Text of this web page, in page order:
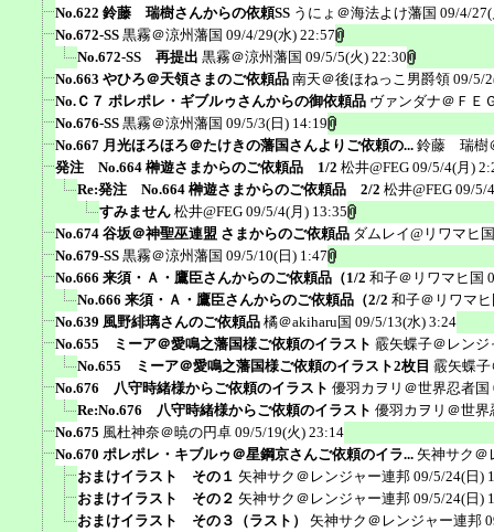
No.622 鈴藤 瑞樹さんからの依頼SS うにょ＠海法よけ藩国 09/4/
No.672-SS 黒霧＠涼州藩国 09/4/29(水) 22:57
No.672-SS 再提出 黒霧＠涼州藩国 09/5/5(火) 22:30
No.663 やひろ＠天領さまのご依頼品 南天＠後ほねっこ男爵領 09/5/
No.Ｃ７ ポレポレ・ギブルゥさんからの御依頼品 ヴァンダナ＠ＦＥ
No.676-SS 黒霧＠涼州藩国 09/5/3(日) 14:19
No.667 月光ほろほろ＠たけきの藩国さんよりご依頼の... 鈴藤 瑞樹
発注 No.664 榊遊さまからのご依頼品 1/2 松井@FEG 09/5/4(月)
Re:発注 No.664 榊遊さまからのご依頼品 2/2 松井@FEG 09/5/
すみません 松井@FEG 09/5/4(月) 13:35
No.674 谷坂＠神聖巫連盟 さまからのご依頼品 ダムレイ@リワマヒ国
No.679-SS 黒霧＠涼州藩国 09/5/10(日) 1:47
No.666 来須・Ａ・鷹臣さんからのご依頼品（1/2 和子＠リワマヒ国
No.666 来須・Ａ・鷹臣さんからのご依頼品（2/2 和子＠リワマ
No.639 風野緋璃さんのご依頼品 橘＠akiharu国 09/5/13(水) 3:24
No.655 ミーア＠愛鳴之藩国様ご依頼のイラスト 霰矢蝶子＠レンジ
No.655 ミーア＠愛鳴之藩国様ご依頼のイラスト2枚目 霰矢蝶
No.676 八守時緒様からご依頼のイラスト 優羽カヲリ＠世界忍者国
Re:No.676 八守時緒様からご依頼のイラスト 優羽カヲリ＠世界
No.675 風杜神奈＠暁の円卓 09/5/19(火) 23:14
No.670 ポレポレ・キブルゥ＠星鋼京さんご依頼のイラ... 矢神サク＠
おまけイラスト その１ 矢神サク＠レンジャー連邦 09/5/24(日)
おまけイラスト その２ 矢神サク＠レンジャー連邦 09/5/24(日)
おまけイラスト その３（ラスト）
矢神サク＠レンジャー連邦